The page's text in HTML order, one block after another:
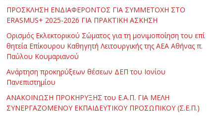
ΠΡΟΣΚΛΗΣΗ ΕΝΔΙΑΦΕΡΟΝΤΟΣ ΓΙΑ ΣΥΜΜΕΤΟΧΗ ΣΤΟ
ERASMUS+ 2025-2026 ΓΙΑ ΠΡΑΚΤΙΚΗ ΑΣΚΗΣΗ
Ορισμός Εκλεκτορικού Σώματος για τη μονιμοποίηση του επί
θητεία Επίκουρου Καθηγητή Λειτουργικής της ΑΕΑ Αθήνας π.
Παύλου Κουμαριανού
Ανάρτηση προκηρύξεων θέσεων ΔΕΠ του Ιονίου
Πανεπιστημίου
ΑΝΑΚΟΙΝΩΣΗ ΠΡΟΚΗΡΥΞΗΣ του Ε.Α.Π. ΓΙΑ ΜΕΛΗ
ΣΥΝΕΡΓΑΖΟΜΕΝΟΥ ΕΚΠΑΙΔΕΥΤΙΚΟΥ ΠΡΟΣΩΠΙΚΟΥ (Σ.Ε.Π.)